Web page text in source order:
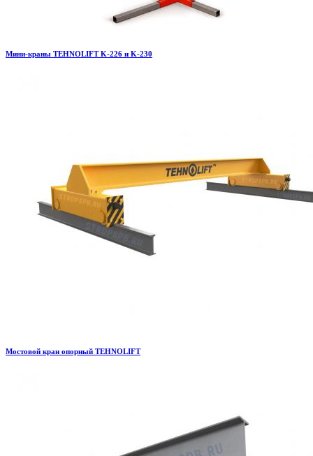
Мини-краны TEHNOLIFT K-226 и K-230
Мостовой кран опорный TEHNOLIFT